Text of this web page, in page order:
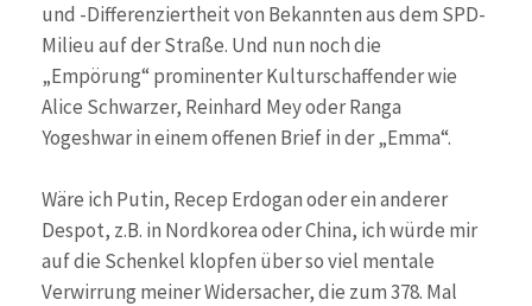
und -Differenziertheit von Bekannten aus dem SPD-
Milieu auf der Straße. Und nun noch die
„Empörung“ prominenter Kulturschaffender wie
Alice Schwarzer, Reinhard Mey oder Ranga
Yogeshwar in einem offenen Brief in der „Emma“.
Wäre ich Putin, Recep Erdogan oder ein anderer
Despot, z.B. in Nordkorea oder China, ich würde mir
auf die Schenkel klopfen über so viel mentale
Verwirrung meiner Widersacher, die zum 378. Mal